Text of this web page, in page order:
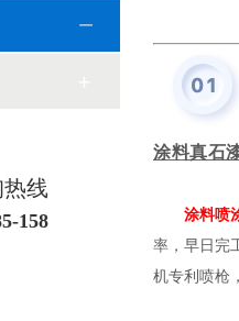
涂料真石
涂料喷
率，早日完
机专利喷枪
线
158